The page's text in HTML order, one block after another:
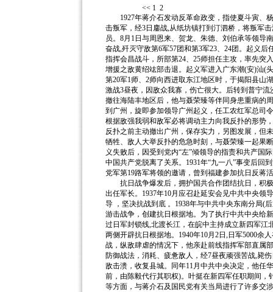
<< 1 2
1927年蒋介石发动反革命政变，指使夏斗寅、
击叛军，经3日鏖战,从纸坊镇打到汀泗桥，将叛军
员。 8月1日与周恩来、贺龙、朱德、刘伯承等领导
奋战,歼灭守敌第6军57团和第3军23、24团。起义
指挥会昌战斗，所部第24、25师担任主攻，率先突
增援之敌黄绍竑部击退。起义军进入广东潮(安)汕(
第20军1师、2师向西进取东江地区时，于揭阳县山
激战3昼夜，因敌众我寡，伤亡很大。后转到普宁
撤往海陆丰地区后，他与聂荣臻等伴同身患重病的
到广州，旋即参加领导广州起义，任工农红军总司
根据敌强我弱和敌军必将调动主力向我反扑的形势
反扑之前主动撤出广州，保存实力，另图发展，但
牺牲、敌人大举反扑的危急时刻，与聂荣臻一起果
义失败后，因受到党内“左”倾领导的指责和共产国
中国共产党脱离了关系。1931年“九一八”事变后回
党军第19路军将领的邀请，曾到福建参加抗日反蒋
抗日战争爆发后，拥护国共合作团结抗日，积极
出任军长。1937年10月应召赴延安会见中共中央领
导 ，坚决抗战到底 。1938年与中共中央东南分局(
游击战争，创建抗日根据地。为了执行中共中央给
过日军封锁线,北渡长江，在皖中主持成立新四军
两侧开辟抗日根据地。1940年10月2日,日军5000余
战，纵敌肆虐的情况下，他亲赴前线指挥军部直属
防御战法，消耗、疲惫敌人，经7昼夜顽强苦战,毙
敌击溃，收复县城。同年11月中共中央决定，他任
前，由陈毅代行其职权)。叶挺在新四军任职期间
等方面，与蒋介石及国民党有关当局进行了许多交